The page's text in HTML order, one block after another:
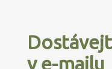
v e-mailu